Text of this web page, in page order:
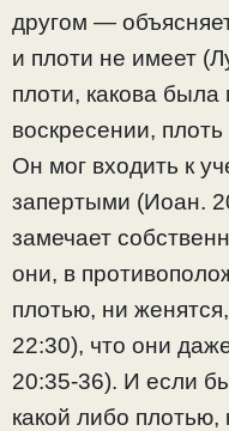
другом —
и плоти не имеет
плоти, какова
воскресении,
Он мог входить к
запертыми (Иоан.
замечает
они, в
плотью, ни
22:30), что они
20:35-36). И если
какой либо